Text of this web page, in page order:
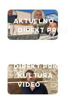
AKTUELNO
DIREKT PRIČE
DIREKT PRIČE
KULTURA
VIDEO